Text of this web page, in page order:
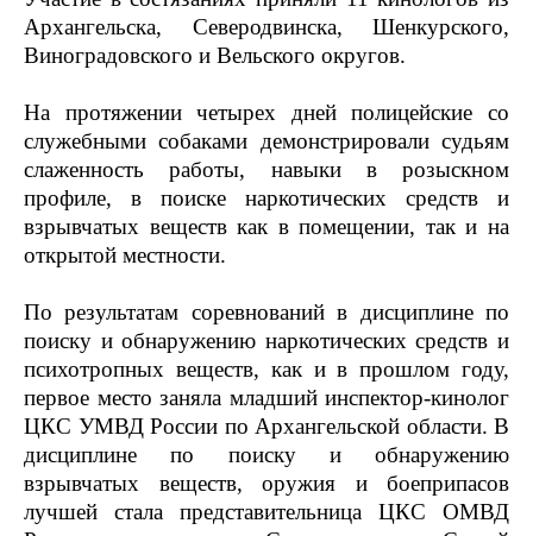
Архангельска, Северодвинска, Шенкурского,
Виноградовского и Вельского округов.
На протяжении четырех дней полицейские со
служебными собаками демонстрировали судьям
слаженность работы, навыки в розыскном
профиле, в поиске наркотических средств и
взрывчатых веществ как в помещении, так и на
открытой местности.
По результатам соревнований в дисциплине по
поиску и обнаружению наркотических средств и
психотропных веществ, как и в прошлом году,
первое место заняла младший инспектор-кинолог
ЦКС УМВД России по Архангельской области. В
дисциплине по поиску и обнаружению
взрывчатых веществ, оружия и боеприпасов
лучшей стала представительница ЦКС ОМВД